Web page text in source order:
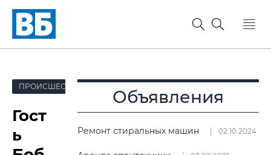
ПРОИСШЕСТВИЯ
Гост
ь
Объявления
Ремонт стиральных машин 02.10.2024